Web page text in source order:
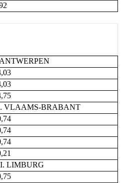
VLAAMS-BRABANT
LIMBURG